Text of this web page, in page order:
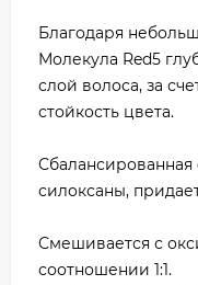
Благодаря
Молекула Red5
слой волоса, за
стойкость цвета.
силоксаны,
Смешивается с
соотношении 1:1.